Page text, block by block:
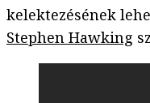
kelektezésének
Stephen Hawking